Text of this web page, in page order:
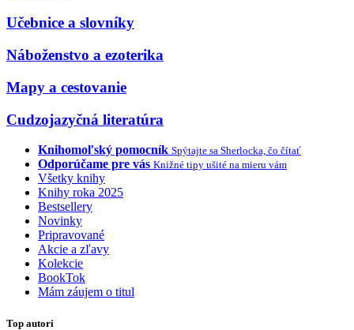
Učebnice a slovníky
Náboženstvo a ezoterika
Mapy a cestovanie
Cudzojazyčná literatúra
Knihomoľský pomocník Spýtajte sa Sherlocka, čo čítať
Odporúčame pre vás Knižné tipy ušité na mieru vám
Všetky knihy
Knihy roka 2025
Bestsellery
Novinky
Pripravované
Akcie a zľavy
Kolekcie
BookTok
Mám záujem o titul
Top autori